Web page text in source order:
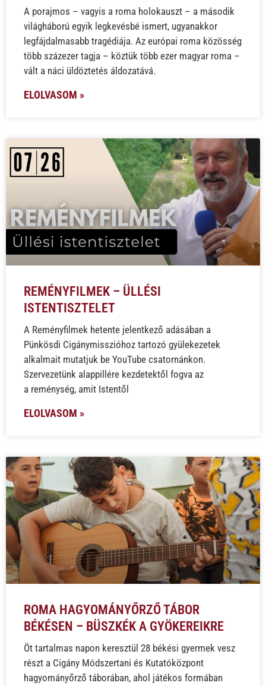
A porajmos – vagyis a roma holokauszt – a második
világháború egyik legkevésbé ismert, ugyanakkor
legfájdalmasabb tragédiája. Az európai roma közösség
több százezer tagja – köztük több ezer magyar roma –
vált a náci üldöztetés áldozatává.
ELOLVASOM »
REMÉNYFILMEK – ÜLLÉSI
ISTENTISZTELET
A Reményfilmek hetente jelentkező adásában a
Pünkösdi Cigánymisszióhoz tartozó gyülekezetek
alkalmait mutatjuk be YouTube csatornánkon.
Szervezetünk alappillére kezdetektől fogva az
a reménység, amit Istentől
ELOLVASOM »
ROMA HAGYOMÁNYŐRZŐ TÁBOR
BÉKÉSEN – BÜSZKÉK A GYÖKEREIKRE
Öt tartalmas napon keresztül 28 békési gyermek vesz
részt a Cigány Módszertani és Kutatóközpont
hagyományőrző táborában, ahol játékos formában